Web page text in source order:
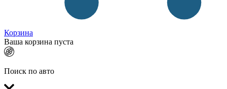
Корзина
Ваша корзина пуста
Поиск по авто